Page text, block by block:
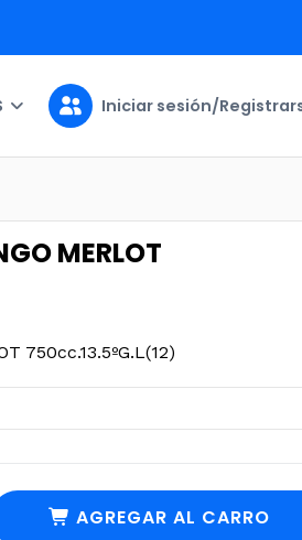
Iniciar sesión/
MERLOT
750cc.13.5ºG.L(12)
AGREGAR AL CARRO